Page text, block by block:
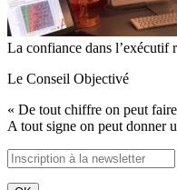
La confiance dans l’exécutif
Le Conseil Objectivé
« De tout chiffre on peut
A tout signe on peut donner